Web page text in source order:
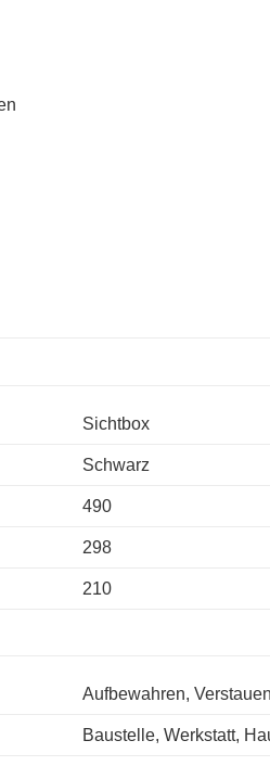
Sichtbox
Schwarz
490
298
210
Aufbewahren, Verstauen
Baustelle, Werkstatt,